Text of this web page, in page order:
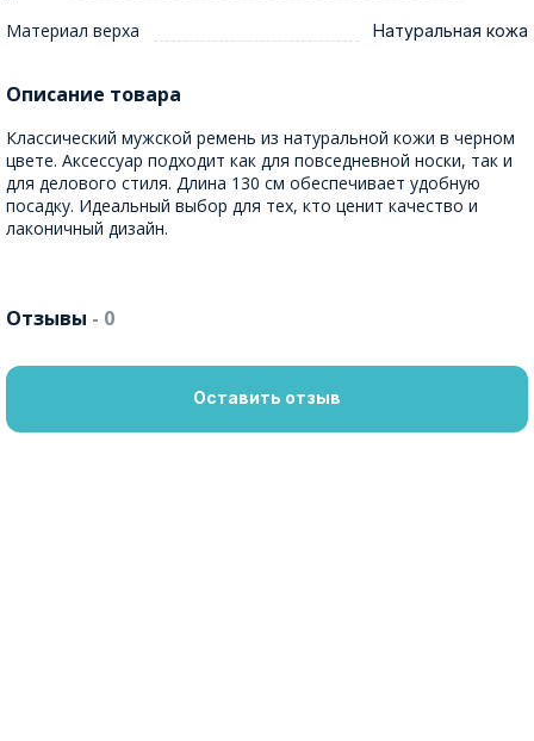
Материал верха Натуральная кожа
Описание товара
Классический мужской ремень из натуральной кожи в черном
цвете. Аксессуар подходит как для повседневной носки, так и
для делового стиля. Длина 130 см обеспечивает удобную
посадку. Идеальный выбор для тех, кто ценит качество и
лаконичный дизайн.
Отзывы - 0
Оставить отзыв